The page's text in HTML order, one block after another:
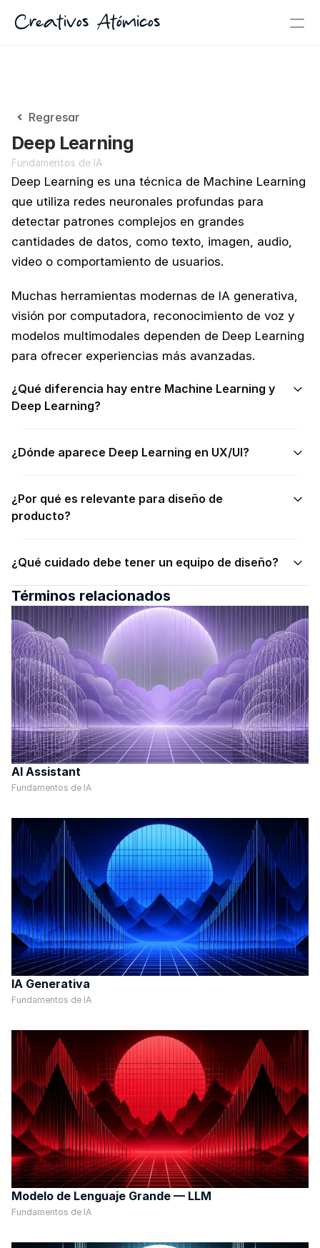
Creativos Atómicos
Regresar
Deep Learning
Fundamentos de IA
Deep Learning es una técnica de Machine Learning
que utiliza redes neuronales profundas para
detectar patrones complejos en grandes
cantidades de datos, como texto, imagen, audio,
video o comportamiento de usuarios.
Muchas herramientas modernas de IA generativa,
visión por computadora, reconocimiento de voz y
modelos multimodales dependen de Deep Learning
para ofrecer experiencias más avanzadas.
¿Qué diferencia hay entre Machine Learning y
Deep Learning?
¿Dónde aparece Deep Learning en UX/UI?
¿Por qué es relevante para diseño de
producto?
¿Qué cuidado debe tener un equipo de diseño?
Términos relacionados
AI Assistant
Fundamentos de IA
IA Generativa
Fundamentos de IA
Modelo de Lenguaje Grande — LLM
Fundamentos de IA